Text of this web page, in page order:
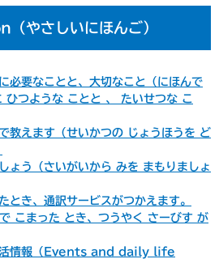
やさしいにほんご）
必要なことと、大切なこと（にほんで
ひつような ことと 、 たいせつな こ
教えます（せいかつの じょうほうを ど
ょう（さいがいから みを まもりましょ
とき、通訳サービスがつかえます。
こまった とき、つうやく さーびす が
活情報（Events and daily life